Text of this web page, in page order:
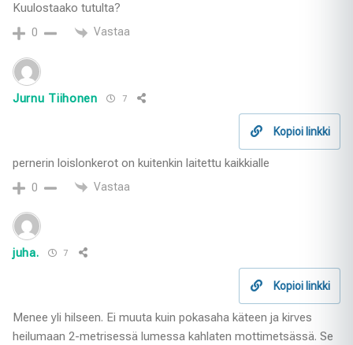
Kuulostaako tutulta?
0 Vastaa
Jurnu Tiihonen 7
Kopioi linkki
pernerin loislonkerot on kuitenkin laitettu kaikkialle
0 Vastaa
juha. 7
Kopioi linkki
Menee yli hilseen. Ei muuta kuin pokasaha käteen ja kirves
heilumaan 2-metrisessä lumessa kahlaten mottimetsässä. Se